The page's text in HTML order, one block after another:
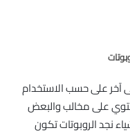
آخر على حسب الاستخدام
على مخالب والبعض
نجد الروبوتات تكون